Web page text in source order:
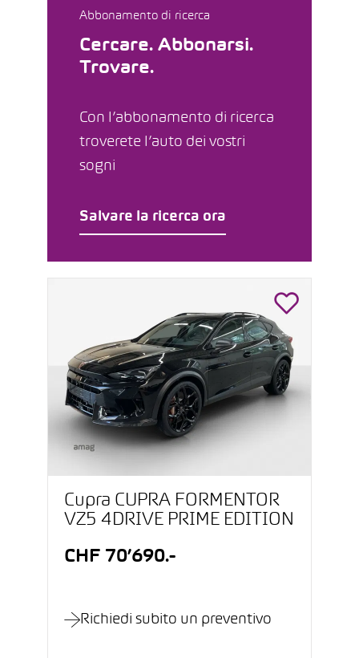
Abbonamento di ricerca
Cercare. Abbonarsi.
Trovare.
Con l’abbonamento di ricerca
troverete l’auto dei vostri
sogni
Salvare la ricerca ora
Cupra CUPRA FORMENTOR
VZ5 4DRIVE PRIME EDITION
CHF 70’690.-
Richiedi subito un preventivo